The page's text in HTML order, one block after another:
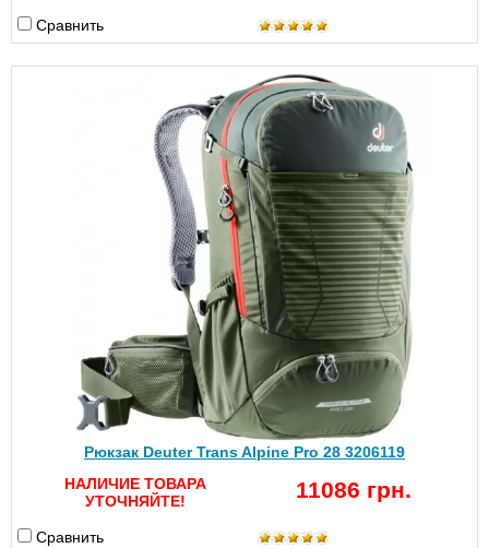
Сравнить
Рюкзак Deuter Trans Alpine Pro 28 3206119
НАЛИЧИЕ ТОВАРА
УТОЧНЯЙТЕ!
11086 грн.
Сравнить